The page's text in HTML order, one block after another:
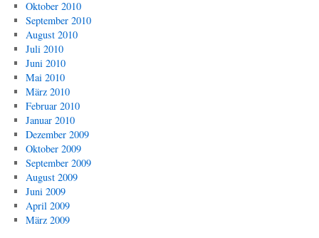
Oktober 2010
September 2010
August 2010
Juli 2010
Juni 2010
Mai 2010
März 2010
Februar 2010
Januar 2010
Dezember 2009
Oktober 2009
September 2009
August 2009
Juni 2009
April 2009
März 2009